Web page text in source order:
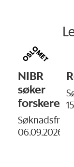
Rektor
Søknadsfrist:
15.09.2026